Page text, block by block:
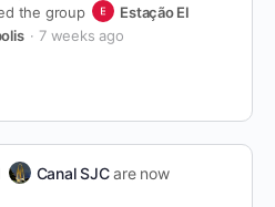
the group
Estação EI
7 weeks ago
Canal SJCare now